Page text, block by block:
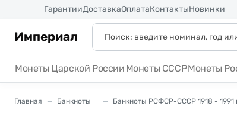
ГарантииДоставкаОплатаКонтактыНовинки
Империал
Монеты Царской России Монеты СССРМонеты
Главная Банкноты Банкноты РСФСР-СССР 1918 - 1991